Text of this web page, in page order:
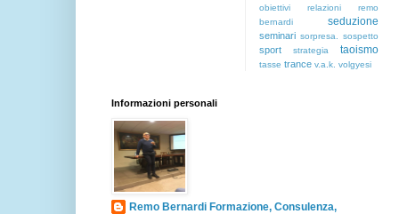
obiettivi relazioni
remo
bernardi
seduzione
seminari sorpresa. sospetto
sport strategia taoismo
tasse trance v.a.k. volgyesi
Informazioni personali
Remo Bernardi Formazione, Consulenza,